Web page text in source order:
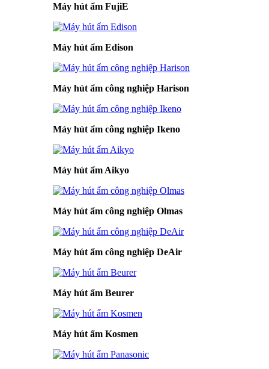
Máy hút ẩm FujiE
Máy hút ẩm Edison
Máy hút ẩm công nghiệp Harison
Máy hút ẩm công nghiệp Ikeno
Máy hút ẩm Aikyo
Máy hút ẩm công nghiệp Olmas
Máy hút ẩm công nghiệp DeAir
Máy hút ẩm Beurer
Máy hút ẩm Kosmen